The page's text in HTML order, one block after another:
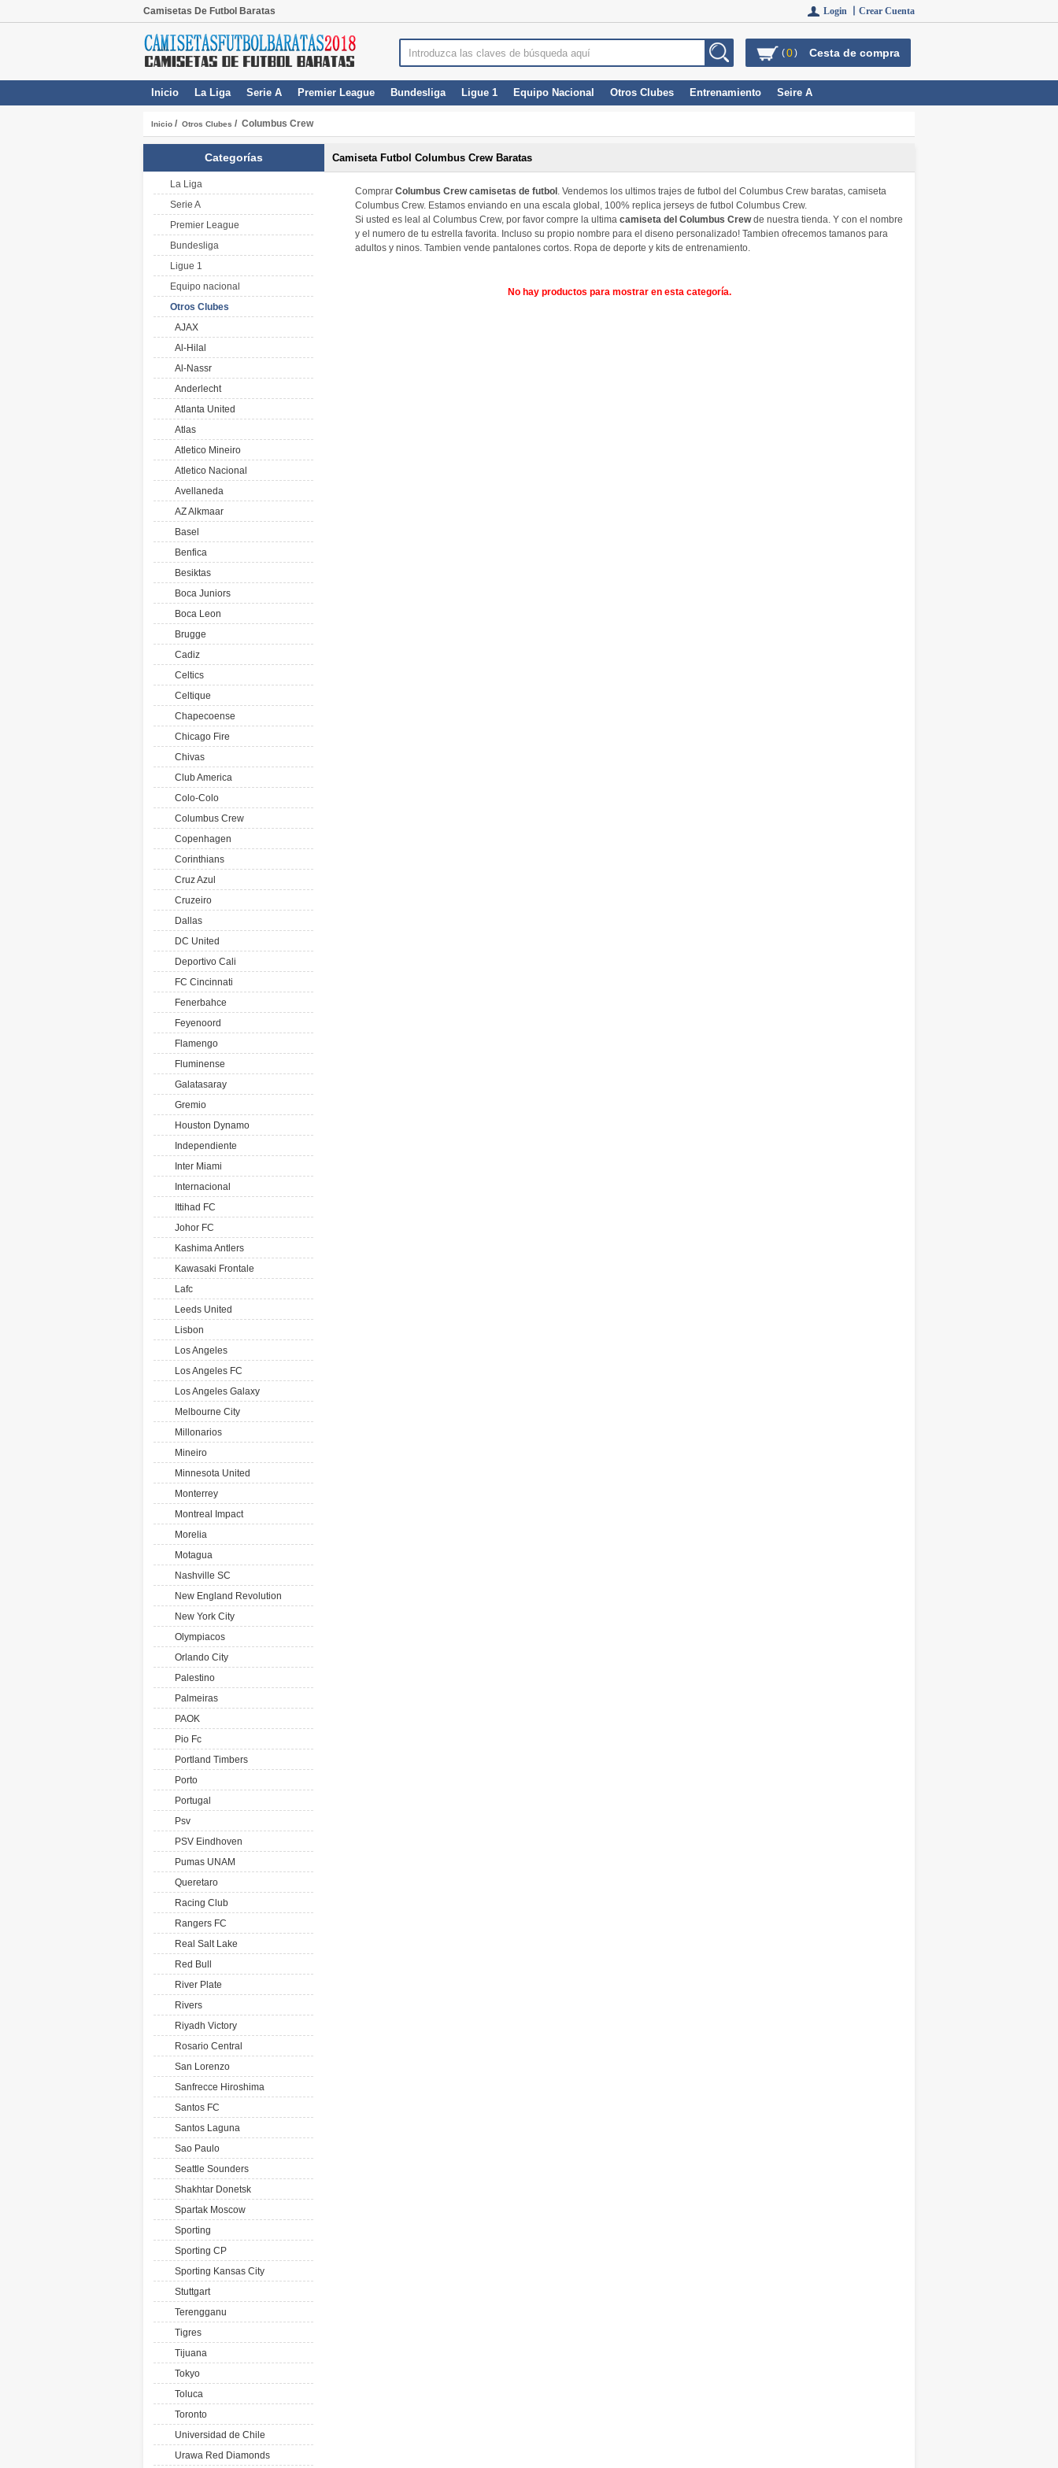
Camisetas De Futbol Baratas Login 丨 Crear Cuenta
(0) Cesta de compra
Inicio La Liga Serie A Premier League Bundesliga Ligue 1 Equipo Nacional Otros Clubes Entrenamiento Seire A
Inicio / Otros Clubes / Columbus Crew
Categorías
La Liga
Serie A
Premier League
Bundesliga
Ligue 1
Equipo nacional
Otros Clubes
AJAX
Al-Hilal
Al-Nassr
Anderlecht
Atlanta United
Atlas
Atletico Mineiro
Atletico Nacional
Avellaneda
AZ Alkmaar
Basel
Benfica
Besiktas
Boca Juniors
Boca Leon
Brugge
Cadiz
Celtics
Celtique
Chapecoense
Chicago Fire
Chivas
Club America
Colo-Colo
Columbus Crew
Copenhagen
Corinthians
Cruz Azul
Cruzeiro
Dallas
DC United
Deportivo Cali
FC Cincinnati
Fenerbahce
Feyenoord
Flamengo
Fluminense
Galatasaray
Gremio
Houston Dynamo
Independiente
Inter Miami
Internacional
Ittihad FC
Johor FC
Kashima Antlers
Kawasaki Frontale
Lafc
Leeds United
Lisbon
Los Angeles
Los Angeles FC
Los Angeles Galaxy
Melbourne City
Millonarios
Mineiro
Minnesota United
Monterrey
Montreal Impact
Morelia
Motagua
Nashville SC
New England Revolution
New York City
Olympiacos
Orlando City
Palestino
Palmeiras
PAOK
Pio Fc
Portland Timbers
Porto
Portugal
Psv
PSV Eindhoven
Pumas UNAM
Queretaro
Racing Club
Rangers FC
Real Salt Lake
Red Bull
River Plate
Rivers
Riyadh Victory
Rosario Central
San Lorenzo
Sanfrecce Hiroshima
Santos FC
Santos Laguna
Sao Paulo
Seattle Sounders
Shakhtar Donetsk
Spartak Moscow
Sporting
Sporting CP
Sporting Kansas City
Stuttgart
Terengganu
Tigres
Tijuana
Tokyo
Toluca
Toronto
Universidad de Chile
Urawa Red Diamonds
Camiseta Futbol Columbus Crew Baratas
Comprar Columbus Crew camisetas de futbol . Vendemos los ultimos trajes de futbol del Columbus Crew baratas, camiseta
Columbus Crew. Estamos enviando en una escala global, 100% replica jerseys de futbol Columbus Crew.
Si usted es leal al Columbus Crew, por favor compre la ultima camiseta del Columbus Crewde nuestra tienda. Y con el nombre
y el numero de tu estrella favorita. Incluso su propio nombre para el diseno personalizado! Tambien ofrecemos tamanos para
adultos y ninos. Tambien vende pantalones cortos. Ropa de deporte y kits de entrenamiento.
No hay productos para mostrar en esta categoría.